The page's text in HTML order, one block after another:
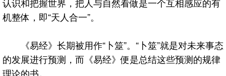
机整体，即“天人合一”。
《易经》长期被用作“卜筮”。“卜筮”就是对未来事态
的发展进行预测，而《易经》便是总结这些预测的规律
理论的书。